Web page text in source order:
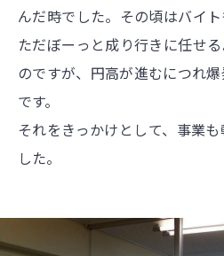
んだ時でした。その頃はバイト
ただぼーっと成り行きに任せ
のですが、円高が進むにつれ
です。
それをきっかけとして、事業
した。